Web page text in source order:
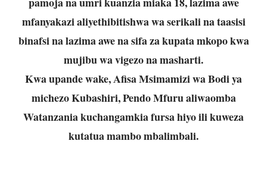
mfanyakazi aliyethibitishwa wa serikali na taasisi
binafsi na lazima awe na sifa za kupata mkopo kwa
mujibu wa vigezo na masharti.
Kwa upande wake, Afisa Msimamizi wa Bodi ya
michezo Kubashiri, Pendo Mfuru aliwaomba
Watanzania kuchangamkia fursa hiyo ili kuweza
kutatua mambo mbalimbali.